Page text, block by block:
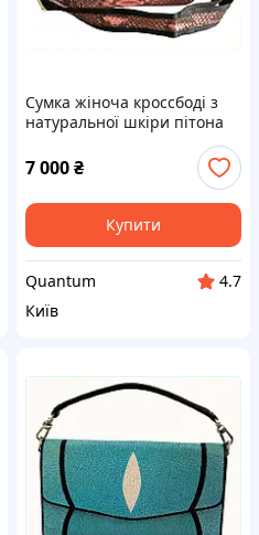
Сумка жіноча кроссбоді з
натуральної шкіри пітона
рожева (snc 01) 84TB97B274
7 000₴
Купити
Quantum
4.7
Київ